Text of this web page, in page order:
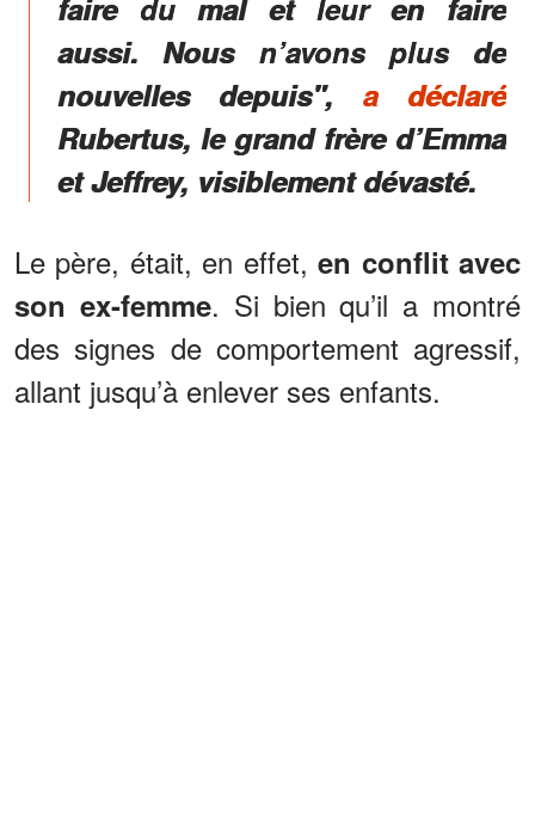
aussi. Nous n’avons plus de
nouvelles depuis", a déclaré
Rubertus, le grand frère d’Emma
et Jeffrey, visiblement dévasté.
Le père, était, en effet,en conflit avec
son ex-femme. Si bien qu’il a montré
des signes de comportement agressif,
allant jusqu’à enlever ses enfants.